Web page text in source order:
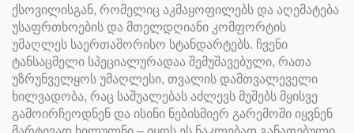
ქსოვილისგან, რომელიც აკმაყოფილებს და აღემატება
უსაფრთხოების და მთელდღიანი კომფორტის
უმაღლეს საერთაშორისო სტანდარტებს. ჩვენი
ტანსაცმელი სპეციალურადაა შემუშავებული, რათა
უზრუნველყოს უმაღლესი, თვალის დამთვალეველი
ხილვადობა, რაც საშუალებას აძლევს მუშებს მყისვე
გამოირჩეოდნენ და ისინი ნებისმიერ გარემოში იყვნენ